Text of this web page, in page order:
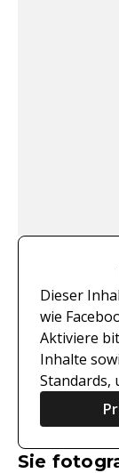
Dieser
wie
Aktiviere
Inhalte
Standards,
Sie